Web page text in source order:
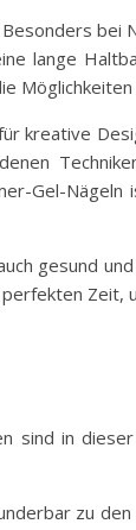
bei
lange
kreative
Gel-
gesund
Zeit,
sind in
zu